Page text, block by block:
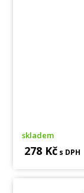
skladem
278 Kč s DPH